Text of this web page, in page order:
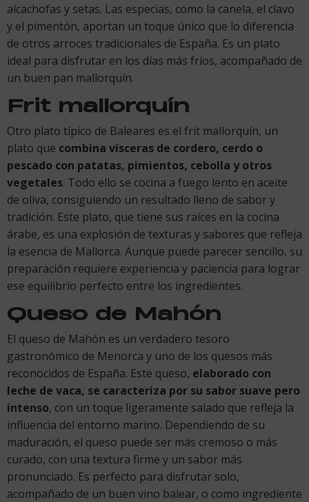
alcachofas y setas. Las especias, como la canela, el clavo
y el pimentón, aportan un toque único que lo diferencia
de otros arroces tradicionales de España. Es un plato
ideal para disfrutar en los días más fríos, acompañado de
un buen pan mallorquín.
Frit mallorquín
Otro plato típico de Baleares es el frit mallorquín, un
plato que combina vísceras de cordero, cerdo o
pescado con patatas, pimientos, cebolla y otros
vegetales. Todo ello se cocina a fuego lento en aceite
de oliva, consiguiendo un resultado lleno de sabor y
tradición. Este plato, que tiene sus raíces en la cocina
árabe, es una explosión de texturas y sabores que refleja
la esencia de Mallorca. Aunque puede parecer sencillo, su
preparación requiere experiencia y paciencia para lograr
ese equilibrio perfecto entre los ingredientes.
Queso de Mahón
El queso de Mahón es un verdadero tesoro
gastronómico de Menorca y uno de los quesos más
reconocidos de España. Este queso, elaborado con
leche de vaca, se caracteriza por su sabor suave pero
intenso, con un toque ligeramente salado que refleja la
influencia del entorno marino. Dependiendo de su
maduración, el queso puede ser más cremoso o más
curado, con una textura firme y un sabor más
pronunciado. Es perfecto para disfrutar solo,
acompañado de un buen vino balear, o como ingrediente